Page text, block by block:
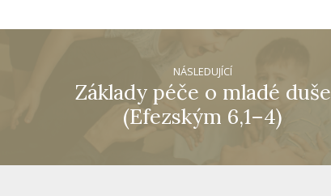
NÁSLEDUJÍCÍ
Základy péče o mladé duše
(Efezským 6,1–4)